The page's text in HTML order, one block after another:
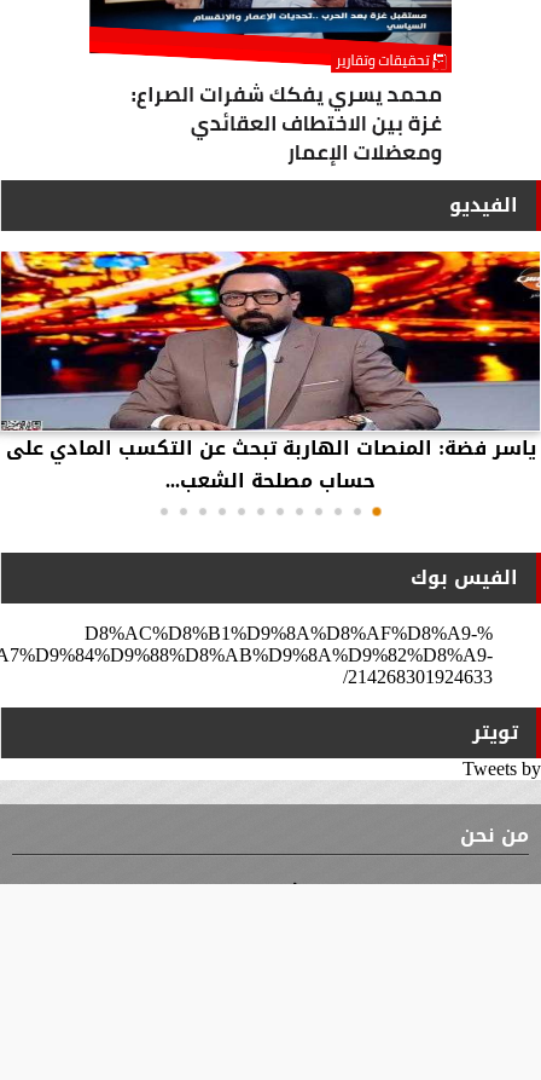
الفيديو
ياسر فضة: المنصات الهاربة تبحث عن التكسب المادي على
حساب مصلحة الشعب...
الفيس بوك
%D8%AC%D8%B1%D9%8A%D8%AF%D8%A9-
214268301924633/
تويتر
Tweets by
من نحن